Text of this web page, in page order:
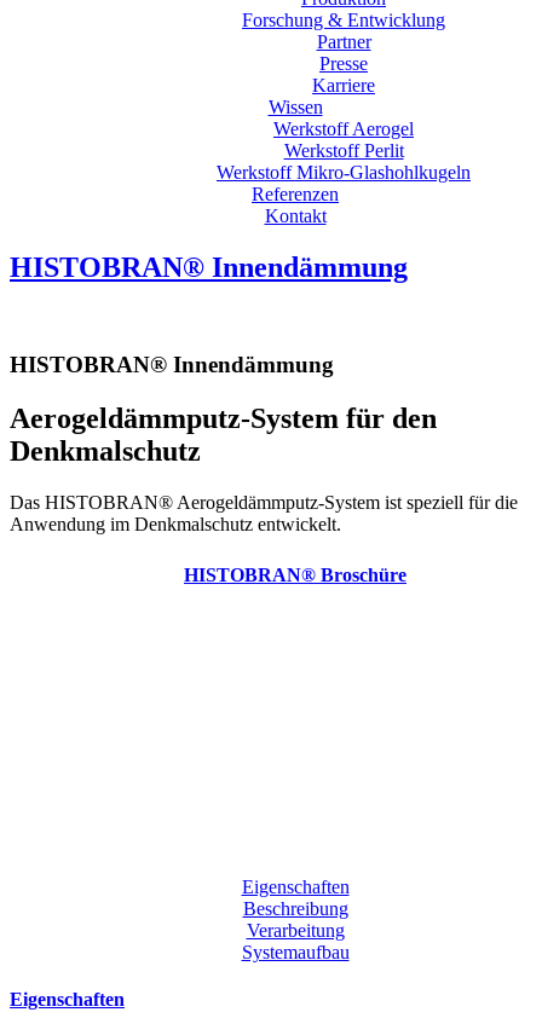
Forschung & Entwicklung
Partner
Presse
Karriere
Wissen
Werkstoff Aerogel
Werkstoff Perlit
Werkstoff Mikro-Glashohlkugeln
Referenzen
Kontakt
HISTOBRAN® Innendämmung
HISTOBRAN® Innendämmung
Aerogeldämmputz-System für den
Denkmalschutz
Das HISTOBRAN® Aerogeldämmputz-System ist speziell für die
Anwendung im Denkmalschutz entwickelt.
HISTOBRAN® Broschüre
Eigenschaften
Beschreibung
Verarbeitung
Systemaufbau
Eigenschaften